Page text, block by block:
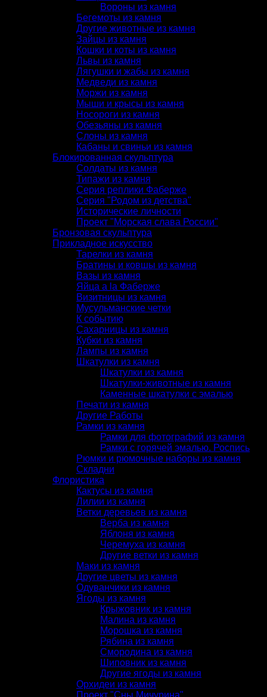
Вороны из камня
Бегемоты из камня
Другие животные из камня
Зайцы из камня
Кошки и коты из камня
Львы из камня
Лягушки и жабы из камня
Медведи из камня
Моржи из камня
Мыши и крысы из камня
Носороги из камня
Обезьяны из камня
Слоны из камня
Кабаны и свиньи из камня
Блокированная скульптура
Солдаты из камня
Типажи из камня
Серия реплики Фаберже
Серия "Родом из детства"
Исторические личности
Проект "Морская слава России"
Бронзовая скульптура
Прикладное искусство
Тарелки из камня
Братины и ковшы из камня
Вазы из камня
Яйца a la Фаберже
Визитницы из камня
Мусульманские четки
К событию
Сахарницы из камня
Кубки из камня
Лампы из камня
Шкатулки из камня
Шкатулки из камня
Шкатулки-животные из камня
Каменные шкатулки с эмалью
Печати из камня
Другие Работы
Рамки из камня
Рамки для фотографий из камня
Рамки с горячей эмалью. Роспись
Рюмки и рюмочные наборы из камня
Складни
Флористика
Кактусы из камня
Лилии из камня
Ветки деревьев из камня
Верба из камня
Яблоня из камня
Черемуха из камня
Другие ветки из камня
Маки из камня
Другие цветы из камня
Одуванчики из камня
Ягоды из камня
Крыжовник из камня
Малина из камня
Морошка из камня
Рябина из камня
Смородина из камня
Шиповник из камня
Другие ягоды из камня
Орхидеи из камня
Проект "Сны Мичурина"